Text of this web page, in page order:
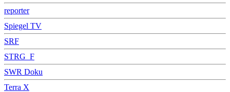
reporter
Spiegel TV
SRF
STRG_F
SWR Doku
Terra X